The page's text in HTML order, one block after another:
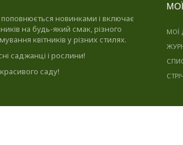
новинками і включає
на будь-який смак, різного
квітників у різних стилях.
саджанці і рослини!
красивого саду!
МОЇ